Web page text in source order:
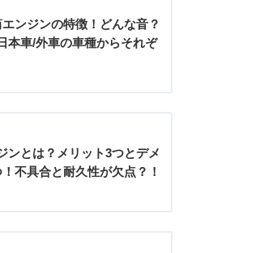
ンジンの特徴！どんな音？
本車/外車の車種からそれぞ
ンとは？メリット3つとデメ
不具合と耐久性が欠点？！